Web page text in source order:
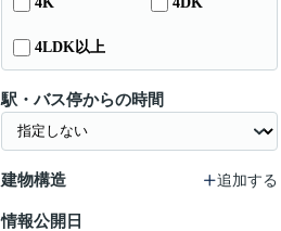
4LDK以上
駅・バス停からの時間
建物構造 追加する
情報公開日